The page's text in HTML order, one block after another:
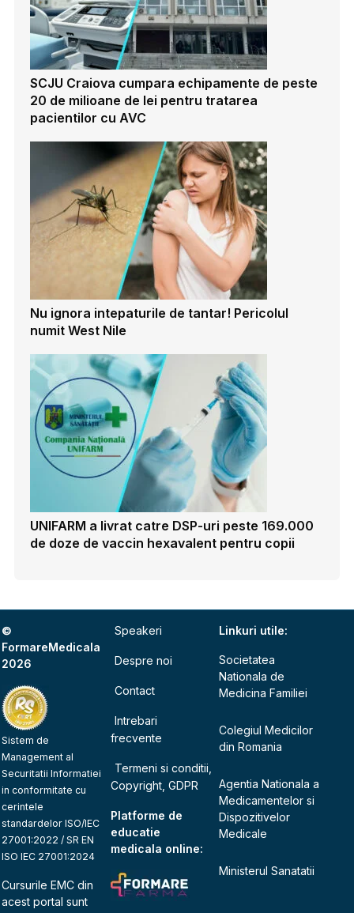
SCJU Craiova cumpara echipamente de peste
20 de milioane de lei pentru tratarea
pacientilor cu AVC
Nu ignora intepaturile de tantar! Pericolul
numit West Nile
UNIFARM a livrat catre DSP-uri peste 169.000
de doze de vaccin hexavalent pentru copii
©
FormareMedicala
2026
Sistem de
Management al
Securitatii Informatiei
in conformitate cu
cerintele
standardelor ISO/IEC
27001:2022 / SR EN
ISO IEC 27001:2024
Cursurile EMC din
acest portal sunt
Speakeri
Despre noi
Contact
Intrebari
frecvente
Termeni si conditii,
Copyright, GDPR
Platforme de
educatie
medicala online:
Linkuri utile:
Societatea
Nationala de
Medicina Familiei
Colegiul Medicilor
din Romania
Agentia Nationala a
Medicamentelor si
Dispozitivelor
Medicale
Ministerul Sanatatii